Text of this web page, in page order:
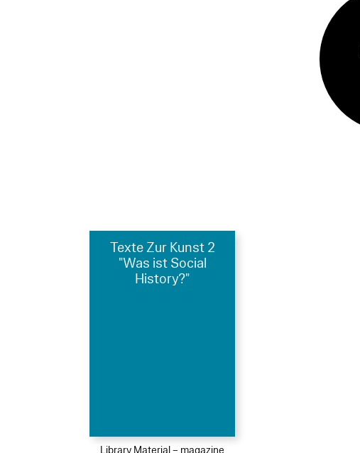
Texte Zur Kunst 2
"Was ist Social
History?"
Library Material – magazine